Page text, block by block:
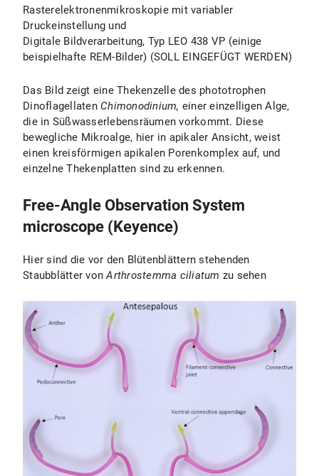
Rasterelektronenmikroskopie mit variabler
Druckeinstellung und
Digitale Bildverarbeitung, Typ LEO 438 VP (einige
beispielhafte REM-Bilder) (SOLL EINGEFÜGT WERDEN)
Das Bild zeigt eine Thekenzelle des phototrophen
Dinoflagellaten Chimonodinium, einer einzelligen Alge,
die in Süßwasserlebensräumen vorkommt. Diese
bewegliche Mikroalge, hier in apikaler Ansicht, weist
einen kreisförmigen apikalen Porenkomplex auf, und
einzelne Thekenplatten sind zu erkennen.
Free-Angle Observation System
microscope (Keyence)
Hier sind die vor den Blütenblättern stehenden
Staubblätter vonArthrostemma ciliatum zu sehen